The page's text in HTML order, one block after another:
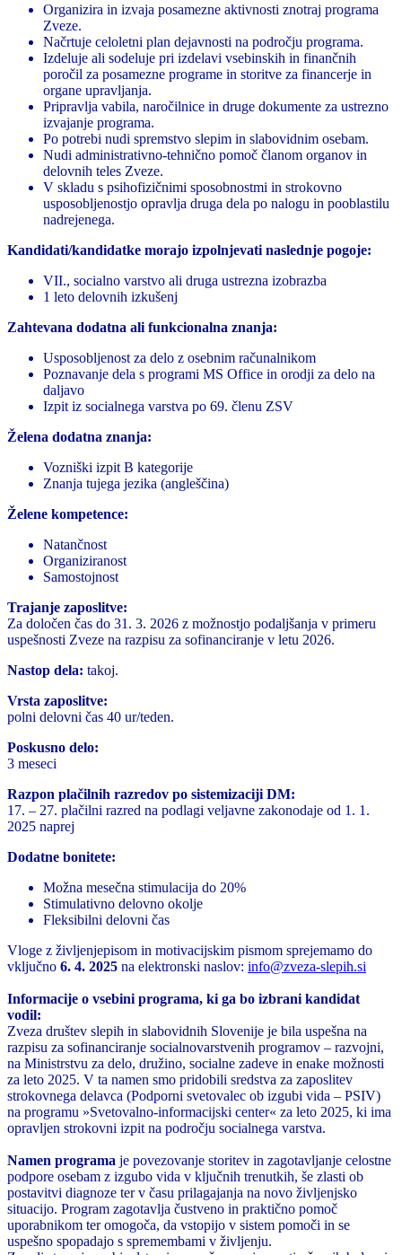
Organizira in izvaja posamezne aktivnosti znotraj programa
Zveze.
Načrtuje celoletni plan dejavnosti na področju programa.
Izdeluje ali sodeluje pri izdelavi vsebinskih in finančnih
poročil za posamezne programe in storitve za financerje in
organe upravljanja.
Pripravlja vabila, naročilnice in druge dokumente za ustrezno
izvajanje programa.
Po potrebi nudi spremstvo slepim in slabovidnim osebam.
Nudi administrativno-tehnično pomoč članom organov in
delovnih teles Zveze.
V skladu s psihofizičnimi sposobnostmi in strokovno
usposobljenostjo opravlja druga dela po nalogu in pooblastilu
nadrejenega.
Kandidati/kandidatke morajo izpolnjevati naslednje pogoje:
VII., socialno varstvo ali druga ustrezna izobrazba
1 leto delovnih izkušenj
Zahtevana dodatna ali funkcionalna znanja:
Usposobljenost za delo z osebnim računalnikom
Poznavanje dela s programi MS Office in orodji za delo na
daljavo
Izpit iz socialnega varstva po 69. členu ZSV
Želena dodatna znanja:
Vozniški izpit B kategorije
Znanja tujega jezika (angleščina)
Želene kompetence:
Natančnost
Organiziranost
Samostojnost
Trajanje zaposlitve:
Za določen čas do 31. 3. 2026 z možnostjo podaljšanja v primeru
uspešnosti Zveze na razpisu za sofinanciranje v letu 2026.
Nastop dela: takoj.
Vrsta zaposlitve:
polni delovni čas 40 ur/teden.
Poskusno delo:
3 meseci
Razpon plačilnih razredov po sistemizaciji DM:
17. – 27. plačilni razred na podlagi veljavne zakonodaje od 1. 1.
2025 naprej
Dodatne bonitete:
Možna mesečna stimulacija do 20%
Stimulativno delovno okolje
Fleksibilni delovni čas
Vloge z življenjepisom in motivacijskim pismom sprejemamo do
vključno 6. 4. 2025 na elektronski naslov: info@zveza-slepih.si
Informacije o vsebini programa, ki ga bo izbrani kandidat
vodil:
Zveza društev slepih in slabovidnih Slovenije je bila uspešna na
razpisu za sofinanciranje socialnovarstvenih programov – razvojni,
na Ministrstvu za delo, družino, socialne zadeve in enake možnosti
za leto 2025. V ta namen smo pridobili sredstva za zaposlitev
strokovnega delavca (Podporni svetovalec ob izgubi vida – PSIV)
na programu »Svetovalno-informacijski center« za leto 2025, ki ima
opravljen strokovni izpit na področju socialnega varstva.
Namen programa je povezovanje storitev in zagotavljanje celostne
podpore osebam z izgubo vida v ključnih trenutkih, še zlasti ob
postavitvi diagnoze ter v času prilagajanja na novo življenjsko
situacijo. Program zagotavlja čustveno in praktično pomoč
uporabnikom ter omogoča, da vstopijo v sistem pomoči in se
uspešno spopadajo s spremembami v življenju.